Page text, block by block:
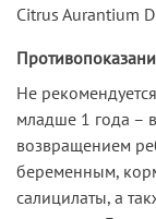
Citrus Aurantium
Не
младше 1 года –
возвращением
беременным,
салицилаты, а